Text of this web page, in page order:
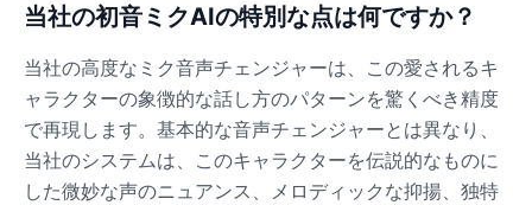
Caine
Cyn
Female @CherryNova
当社の初音ミクAIの特別な点は何ですか？
当社の高度なミク音声チェンジャーは、この愛されるキ
ャラクターの象徴的な話し方のパターンを驚くべき精度
で再現します。基本的な音声チェンジャーとは異なり、
当社のシステムは、このキャラクターを伝説的なものに
した微妙な声のニュアンス、メロディックな抑揚、独特